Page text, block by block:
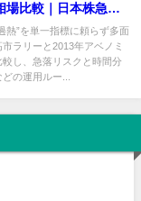
場比較｜日本株急落
国人投資家の買い傾
相場を点検
熱”を単一指標に頼らず多面
ラリーと2013年アベノミ
較し、急落リスクと時間分
の運用ルー...